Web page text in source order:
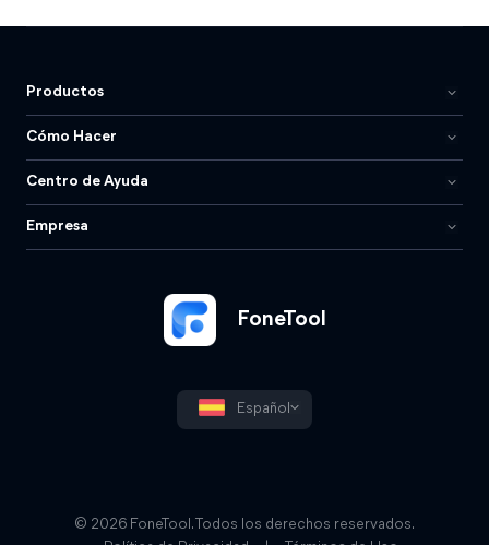
FoneTool
Español
Productos
Cómo Hacer
Centro de Ayuda
Empresa
© 2026 FoneTool. Todos los derechos reservados.